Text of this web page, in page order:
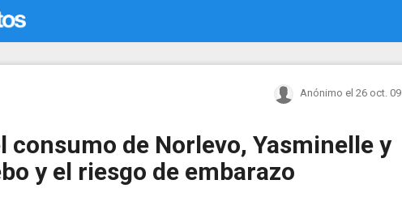
Anónimo el 26 oct. 09
consumo de Norlevo, Yasminelle y
y el riesgo de embarazo